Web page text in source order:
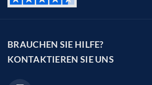
BRAUCHEN SIE HILFE?
KONTAKTIEREN SIE UNS